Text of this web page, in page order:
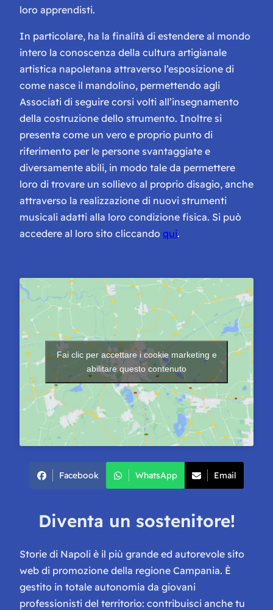
loro apprendisti.
In particolare, ha la finalità di estendere al mondo
intero la conoscenza della cultura artigianale
artistica napoletana attraverso l’esposizione di
come nasce il mandolino, permettendo agli
Associati di seguire corsi volti all’insegnamento
della costruzione dello strumento. Inoltre si
presenta come un vero e proprio punto di
riferimento per le persone svantaggiate e
diversamente abili, in modo tale da permettere
loro di trovare un sollievo al proprio disagio, anche
attraverso la realizzazione di nuovi strumenti
musicali adatti alla loro condizione fisica. Si può
accedere al loro sito cliccando qui.
Fai clic per accettare i cookie marketing e
abilitare questo contenuto
Facebook WhatsApp Email
Diventa un sostenitore!
Storie di Napoli è il più grande ed autorevole sito
web di promozione della regione Campania. È
gestito in totale autonomia da giovani
professionisti del territorio: contribuisci anche tu